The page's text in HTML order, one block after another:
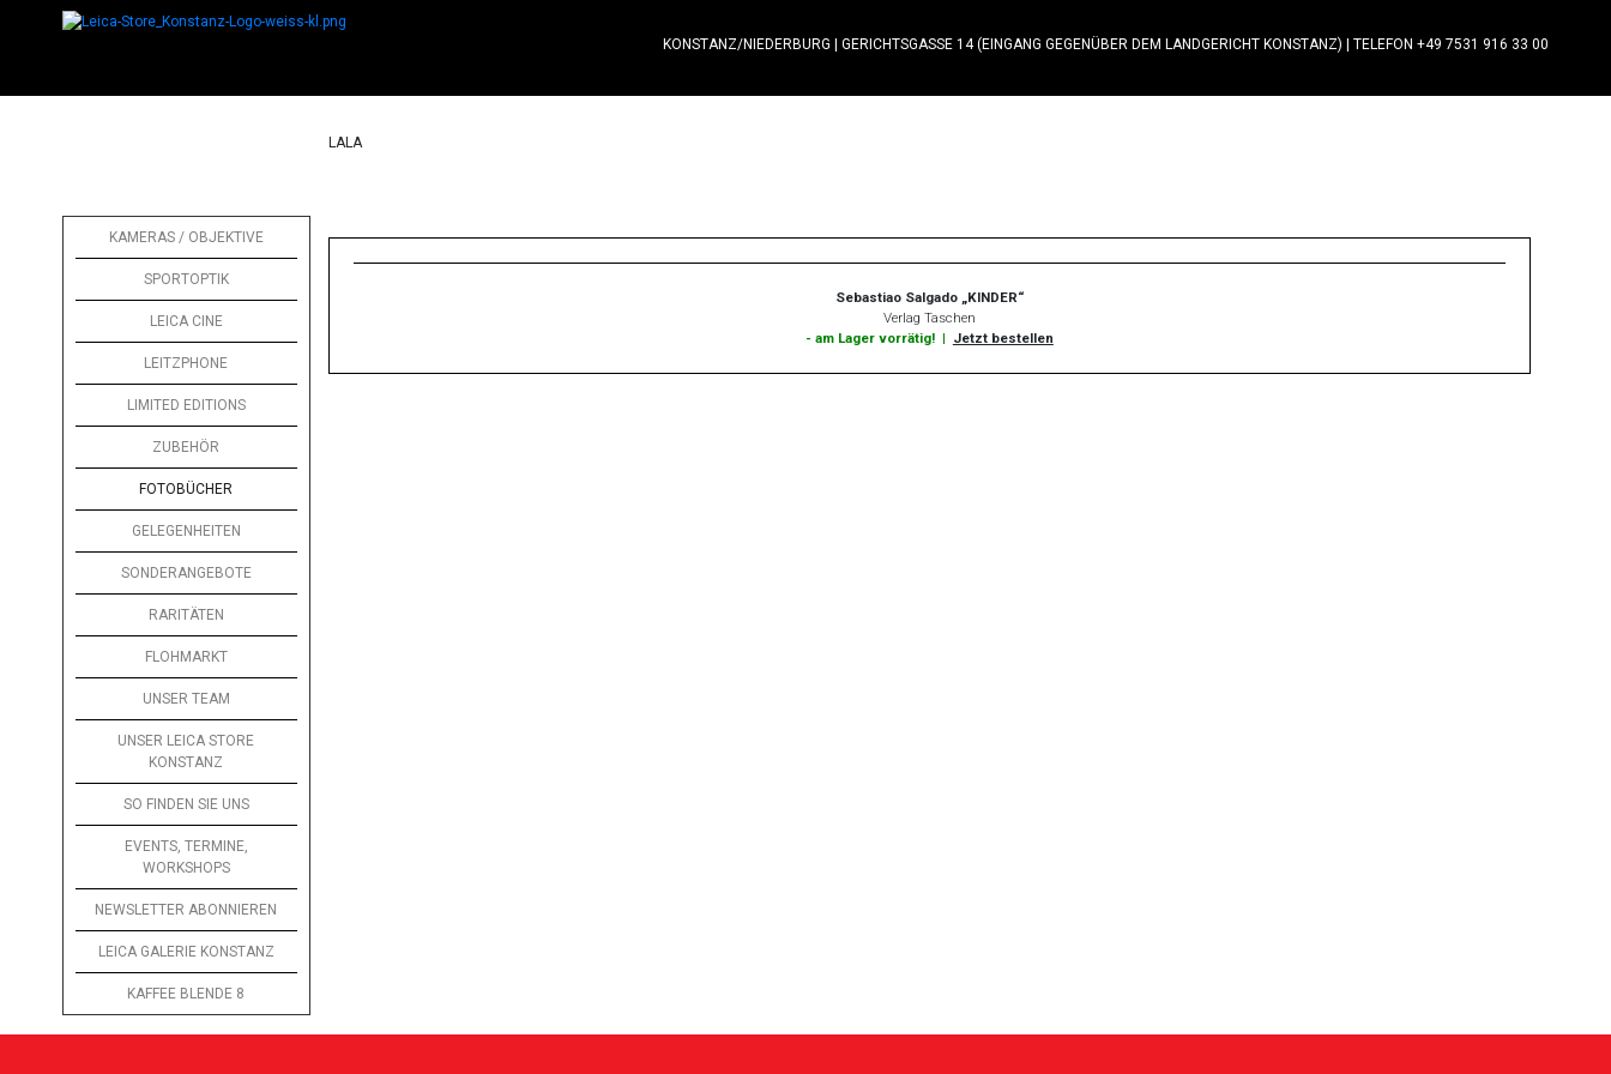
KONSTANZ/NIEDERBURG GERICHTSGASSE 14 (EINGANG GEGENÜBER DEM LANDGERICHT KONSTANZ) TELEFON +49 7531 916 33 00
KAMERAS / OBJEKTIVE
SPORTOPTIK
LEICA CINE
LEITZPHONE
LIMITED EDITIONS
ZUBEHÖR
FOTOBÜCHER
GELEGENHEITEN
SONDERANGEBOTE
RARITÄTEN
FLOHMARKT
UNSER TEAM
UNSER LEICA STORE
KONSTANZ
SO FINDEN SIE UNS
EVENTS, TERMINE,
WORKSHOPS
NEWSLETTER ABONNIEREN
LEICA GALERIE KONSTANZ
KAFFEE BLENDE 8
LALA
Sebastiao Salgado „KINDER“
Verlag Taschen
- am Lager vorrätig! | Jetzt bestellen